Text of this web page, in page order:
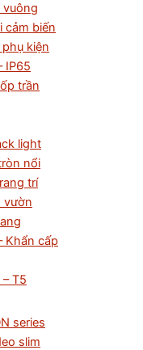
vuông
cảm biến
kiện
IP65
trần
light
nổi
trí
vườn
Khẩn cấp
T5
series
slim